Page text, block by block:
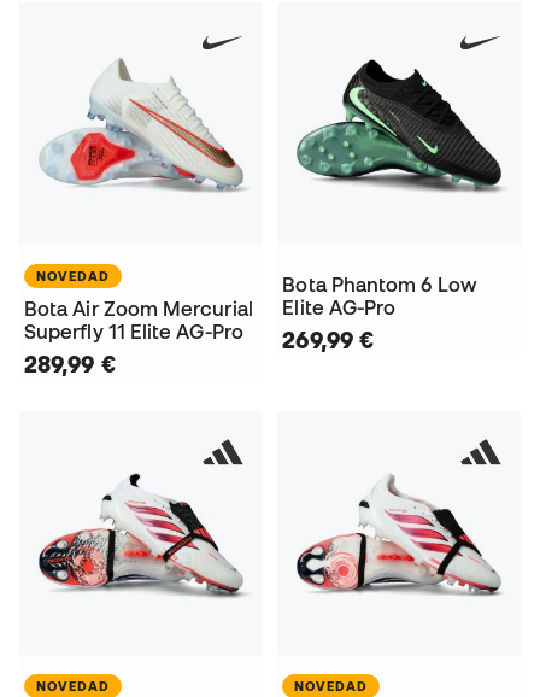
NOVEDAD
Bota Air Zoom Mercurial
Superfly 11 Elite AG-Pro
289,99 €
Bota Phantom 6 Low
Elite AG-Pro
269,99 €
NOVEDAD NOVEDAD